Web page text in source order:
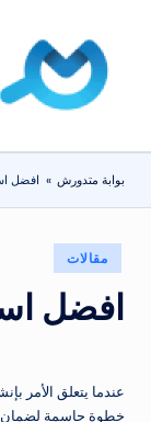
المحتوىبوا
مت
دو
ر
ش
تعرف
المنزلية
يومياً
بوابة متدورش » افضل
في
مقالات
افضل
عندما يتعلق الأمر
خطوة حاسمة لضمان